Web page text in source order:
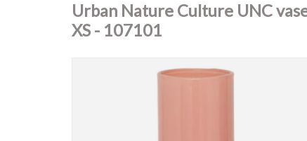
Urban Nature Culture UNC
XS - 107101